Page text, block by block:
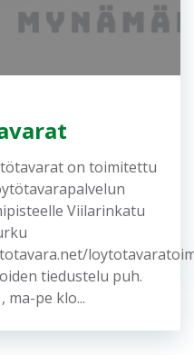
on toimitettu
Viilarinkatu
tiedustelu puh.
ma-pe klo...